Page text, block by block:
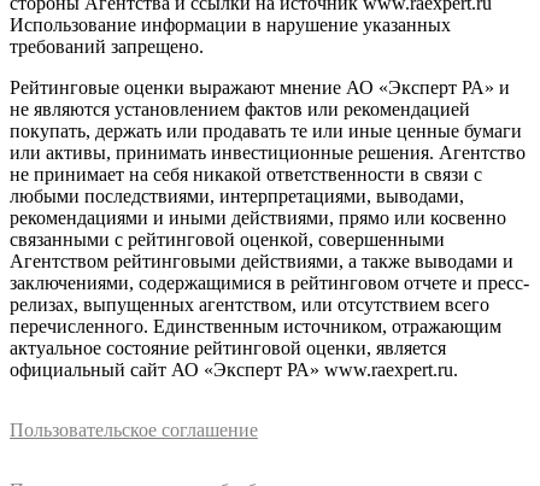
Использование информации в нарушение указанных
требований запрещено.
Рейтинговые оценки выражают мнение АО «Эксперт РА» и
не являются установлением фактов или рекомендацией
покупать, держать или продавать те или иные ценные бумаги
или активы, принимать инвестиционные решения. Агентство
не принимает на себя никакой ответственности в связи с
любыми последствиями, интерпретациями, выводами,
рекомендациями и иными действиями, прямо или косвенно
связанными с рейтинговой оценкой, совершенными
Агентством рейтинговыми действиями, а также выводами и
заключениями, содержащимися в рейтинговом отчете и пресс-
релизах, выпущенных агентством, или отсутствием всего
перечисленного. Единственным источником, отражающим
актуальное состояние рейтинговой оценки, является
официальный сайт АО «Эксперт РА» www.raexpert.ru.
Пользовательское соглашение